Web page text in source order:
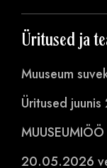
Üritused ja
Muuseum
Üritused
20.05.2026